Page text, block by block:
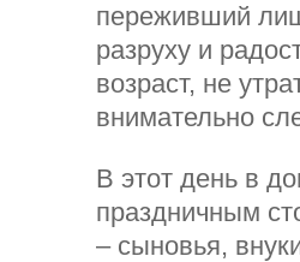
переживший
разруху и
возраст, не
внимательно
В этот день в
праздничным
– сыновья,